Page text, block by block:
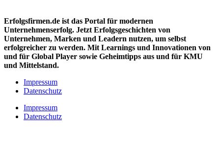
Erfolgsfirmen.de ist das Portal für modernen
Unternehmenserfolg. Jetzt Erfolgsgeschichten von
Unternehmen, Marken und Leadern nutzen, um selbst
erfolgreicher zu werden. Mit Learnings und Innovationen von
und für Global Player sowie Geheimtipps aus und für KMU
und Mittelstand.
Impressum
Datenschutz
Impressum
Datenschutz